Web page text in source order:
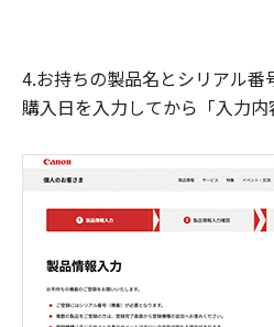
4.お持ちの製品名とシリアル番
購入日を入力してから「入力